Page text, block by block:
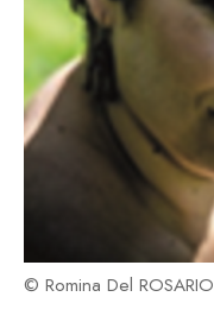
© Romina Del ROSARIO